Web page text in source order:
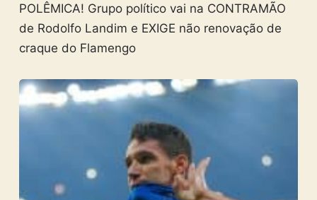
POLÊMICA! Grupo político vai na CONTRAMÃO
de Rodolfo Landim e EXIGE não renovação de
craque do Flamengo